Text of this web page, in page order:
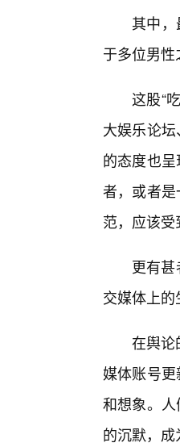
其中
于多位男
这股“
大娱乐论
的态度也
者，或者
范，应该受
更有
交媒体上
在舆论
媒体账号
和想象。
的沉默，